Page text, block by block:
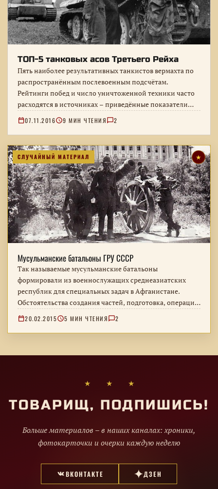
ТОП-5 танковых асов Третьего Рейха
Пять наиболее результативных танкистов вермахта по
распространённым послевоенным подсчётам.
Рейтинги побед и число уничтоженной техники часто
расходятся в источниках – приведённые показатели
нельзя считать бесспорными.
07.11.2016 9 МИН ЧТЕНИЯ 2
СЛУЧАЙНЫЙ МАТЕРИАЛ ★
Мусульманские батальоны ГРУ СССР
Так называемые мусульманские батальоны
формировали из военнослужащих среднеазиатских
республик для специальных задач в Афганистане.
Обстоятельства создания частей, подготовка, операции
и вывод советских войск.
20.02.2015 5 МИН ЧТЕНИЯ 2
★ ★ ★
ТОВАРИЩ, ПОДПИШИСЬ!
Больше материалов – в наших каналах: хроники,
фотокарточки и очерки каждую неделю
ВКОНТАКТЕ ДЗЕН